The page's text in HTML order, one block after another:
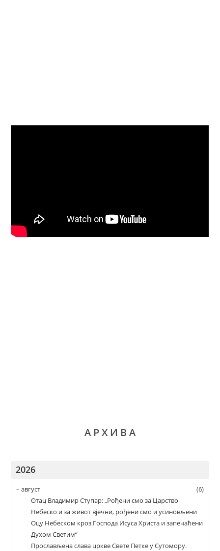
А Р Х И В А
2026
–август
(6)
Отац Владимир Ступар: „Рођени смо за Царство
Небеско и за живот вјечни, рођени смо и усиновљени
Оцу Небеском кроз Господа Исуса Христа и запечаћени
Духом Светим“
Прослављена слава цркве Свете Петке у Сутомору.